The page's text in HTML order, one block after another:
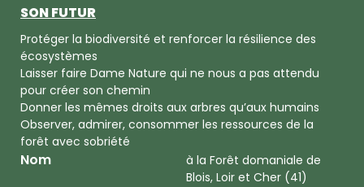
SON FUTUR
Protéger la biodiversité et renforcer la résilience des
écosystèmes
Laisser faire Dame Nature qui ne nous a pas attendu
pour créer son chemin
Donner les mêmes droits aux arbres qu’aux humains
Observer, admirer, consommer les ressources de la
forêt avec sobriété
Nom
à la Forêt domaniale de
Blois, Loir et Cher (41)